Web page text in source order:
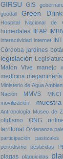
GIRSU
GIS
goodall
Green
Hospital Nacional de
humedales IIFAP
interactividad internet
Córdoba jardines
legislación
Malón Vive manejo
medicina megaminería
Ministerio de Agua
Nación
MMVS MNCI
movilización muestra
Antropología Museo de
ofidismo ONG
territorial Ordenanza
participación
pastizales
periodismo pesticidas
plagas plaguicidas